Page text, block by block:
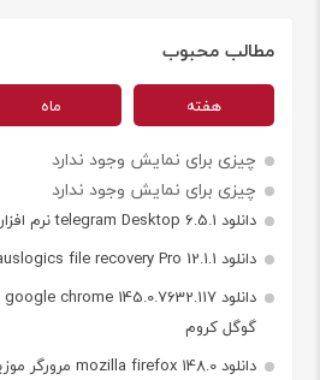
مطالب محبوب
هفته ماه
چیزی برای نمایش وجود ندارد
چیزی برای نمایش وجود ندارد
دانلود telegram Desktop 6.5.1 نرم افزار رایگان تلگرام دسکتاپ
دانلود auslogics file recovery Pro 12.1.1 نرم افزار بازیابی اطلاعات
گوگل کروم
دانلود mozilla firefox 148.0 مرورگر موزیلا فایرفاکس